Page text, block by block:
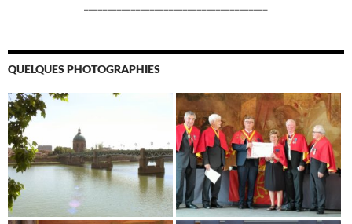
QUELQUES PHOTOGRAPHIES